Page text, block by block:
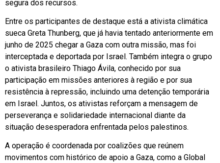
segura dos recursos.
Entre os participantes de destaque está a ativista climática
sueca Greta Thunberg, que já havia tentado anteriormente em
junho de 2025 chegar a Gaza com outra missão, mas foi
interceptada e deportada por Israel. Também integra o grupo
o ativista brasileiro Thiago Ávila, conhecido por sua
participação em missões anteriores à região e por sua
resistência à repressão, incluindo uma detenção temporária
em Israel. Juntos, os ativistas reforçam a mensagem de
perseverança e solidariedade internacional diante da
situação desesperadora enfrentada pelos palestinos.
A operação é coordenada por coalizões que reúnem
movimentos com histórico de apoio a Gaza, como a Global